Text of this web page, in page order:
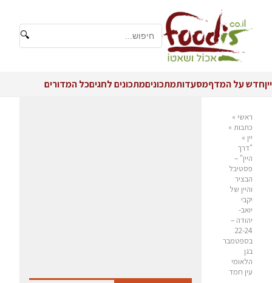
🔍
ייןחדש על המדףמסעדותמתכוניםמתכונים לחגיםכל המדורים
ראשי »
כתבות »
יין »
"דרך
היין" –
פסטיבל
הבציר
והיין של
יקבי
יואב-
יהודה –
22-24
בספטמבר
בגן
הלאומי
עין חמד